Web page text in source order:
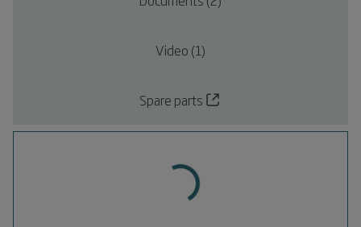
Video (1)
Spare parts